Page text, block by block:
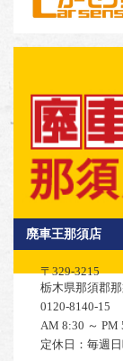
廃車王那須店
〒329-3215
栃木県那須郡
0120-8140-15
AM 8:30 ～ PM
定休日：毎週